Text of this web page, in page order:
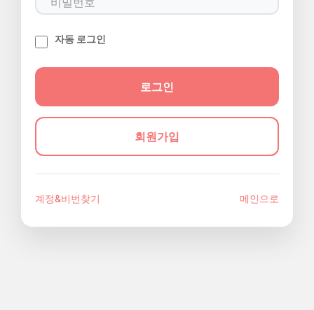
자동 로그인
회원가입
계정&비번찾기 메인으로